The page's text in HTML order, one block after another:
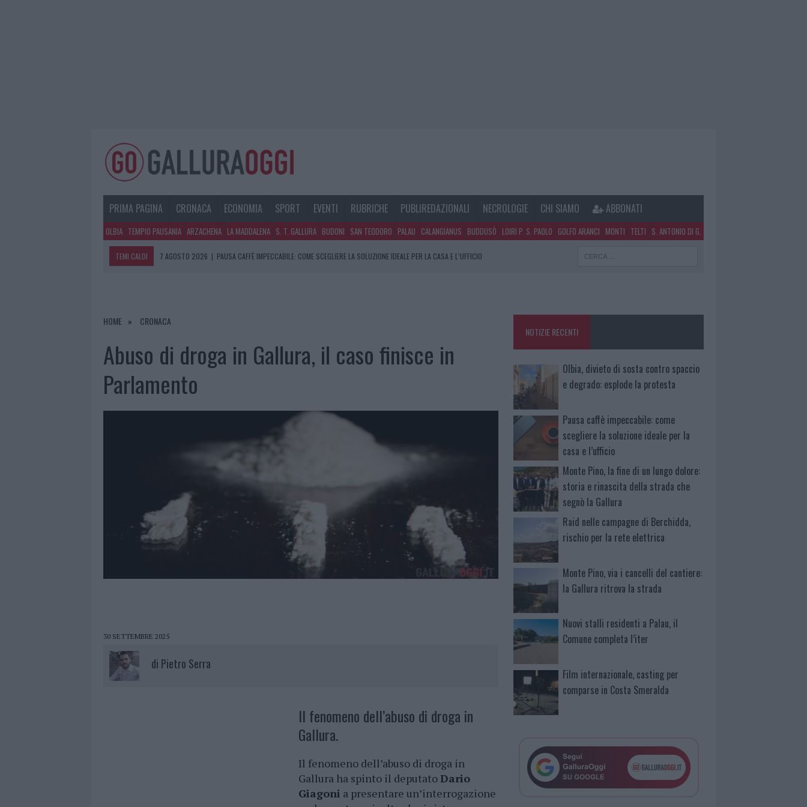
PRIMA PAGINA CRONACA ECONOMIA SPORT EVENTI RUBRICHE PUBLIREDAZIONALI NECROLOGIE CHI SIAMO ABBONATI
OLBIA TEMPIO PAUSANIA ARZACHENA LA MADDALENA S. T. GALLURA BUDONI SAN TEODORO PALAU CALANGIANUS BUDDUSÒ LOIRI P. S. PAOLO GOLFO ARANCI MONTI TELTI S. ANTONIO DI G.
TEMI CALDI 7 AGOSTO 2026 | PAUSA CAFFÈ IMPECCABILE: COME SCEGLIERE LA SOLUZIONE IDEALE PER LA CASA E L’UFFICIO
7 AGOSTO 2026
|
HOME CRONACA
Abuso di droga in Gallura, il caso finisce in
Parlamento
30 SETTEMBRE 2025
di Pietro Serra
Il fenomeno dell’abuso di droga in
Gallura.
Il fenomeno dell’abuso di droga in
Gallura ha spinto il deputatoDario
Giagoni a presentare un’interrogazione
NOTIZIE RECENTI
Olbia, divieto di sosta contro spaccio
e degrado: esplode la protesta
Pausa caffè impeccabile: come
scegliere la soluzione ideale per la
casa e l’ufficio
Monte Pino, la fine di un lungo dolore:
storia e rinascita della strada che
segnò la Gallura
Raid nelle campagne di Berchidda,
rischio per la rete elettrica
Monte Pino, via i cancelli del cantiere:
la Gallura ritrova la strada
Nuovi stalli residenti a Palau, il
Comune completa l’iter
Film internazionale, casting per
comparse in Costa Smeralda